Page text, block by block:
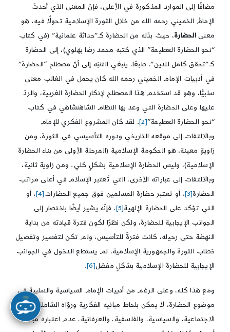
مضافًا إلى الموارد المذكورة في الأعلى، فإنّ المعنى الذي أحدثَ
الإمامُ الخميني رحمه الله من خلال الثورة الإسلامية تحولًا فيه، هو
معنىالحضارة، حيث بدّله من الحضارة كـ”حداثة علمانية” (في كتاب
“نحو الحضارة العظيمة” الذي كتبه محمد رضا بهلوي)، إلى الحضارة
كـ”تحقق كامل للدين”. طبعًا، ينبغي التنبّه إلى أنّ مصطلح “الحضارة”
في أدبيات الإمام الخميني رحمه الله كان يحمل في الغالب معنى
سلبيًّا، وهو قد استخدم هذا المصطلح لإنكار الحضارة الغربية، والردّ
عليها وعلى الحضارة التي وعد بها النظام الشاهنشاهي في كتاب
“نحو الحضارة العظيمة”[2]
. لقد كان المشروع الفكري للإمام
وبالالتفات إلى موقعه التاريخي ودوره التأسيسي في الثورة، ومن
زاويةٍ معينة، هو الحكومة الإسلامية (المرحلة الأولى من بناء الحضارة
الإسلامية)، وليس الحضارة الإسلامية بشكلٍ كلي. ومن زاوية ثانية،
وبالالتفات إلى عباراته الأخرى، التي تَعتبر الإسلام في أعلى مراتب
الحضارة[3] ، أو تعتبر حضارة المسلمين فوق جميع الحضارات[4]
، أو
التي تؤكد على الحضارة الإلهية[5]
، فإنّه يشير أيضًا باختصار إلى
الجوانب الإيجابية للحضارة، ولكن نظرًا لكون فترة قيادته من بداية
النهضة حتى رحيله، كانت فترةً للتأسيس، ولم تكن لتفسير وتفصيل
خطاب الثورة والجمهورية الإسلامية، لم يستطع الدخول في الجوانب
الإيجابية للحضارة الإسلامية بشكلٍ مفصّل[6]
.
ومع هذا كله، وعلى الرغم من أدبيات الإمام السياسية والسلبية في
موضوع الحضارة، لا يمكن بلحاظ مبانيه الفكرية ورؤاه الشاملة
الاجتماعية، والسياسية، والفلسفية، والعرفانية، عدم اعتباره مبدعًا